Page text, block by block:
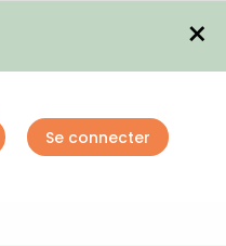
×
Se connecter